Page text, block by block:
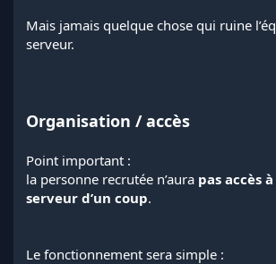
Mais jamais quelque chose qui ruine
serveur.
Organisation / accès
Point important :
la personne recrutée n’aura pas accès
serveur d’un coup.
Le fonctionnement sera simple :